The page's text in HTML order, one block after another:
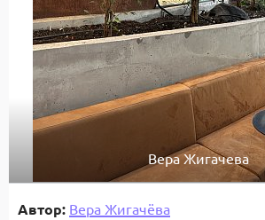
Вера Жигачева
Автор: Вера Жигачёва